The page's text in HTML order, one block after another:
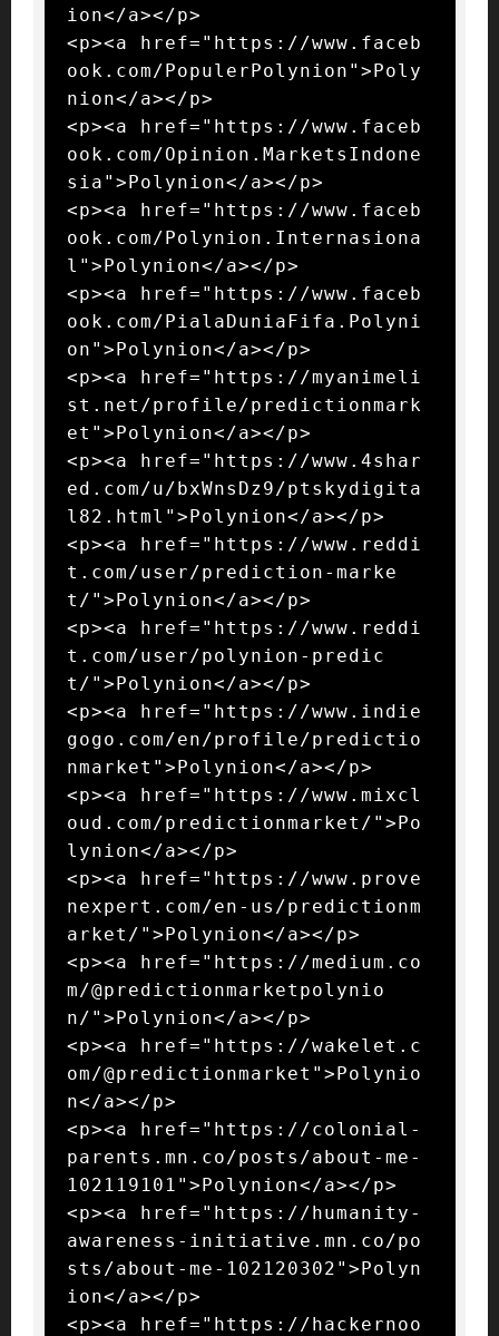
ion</a></p>
<p><a href="https://www.faceb
ook.com/PopulerPolynion">Poly
nion</a></p>
<p><a href="https://www.faceb
ook.com/Opinion.MarketsIndone
sia">Polynion</a></p>
<p><a href="https://www.faceb
ook.com/Polynion.Internasiona
l">Polynion</a></p>
<p><a href="https://www.faceb
ook.com/PialaDuniaFifa.Polyni
on">Polynion</a></p>
<p><a href="https://myanimeli
st.net/profile/predictionmark
et">Polynion</a></p>
<p><a href="https://www.4shar
ed.com/u/bxWnsDz9/ptskydigita
l82.html">Polynion</a></p>
<p><a href="https://www.reddi
t.com/user/prediction-marke
t/">Polynion</a></p>
<p><a href="https://www.reddi
t.com/user/polynion-predic
t/">Polynion</a></p>
<p><a href="https://www.indie
gogo.com/en/profile/predictio
nmarket">Polynion</a></p>
<p><a href="https://www.mixcl
oud.com/predictionmarket/">Po
lynion</a></p>
<p><a href="https://www.prove
nexpert.com/en-us/predictionm
arket/">Polynion</a></p>
<p><a href="https://medium.co
m/@predictionmarketpolynio
n/">Polynion</a></p>
<p><a href="https://wakelet.c
om/@predictionmarket">Polynio
n</a></p>
<p><a href="https://colonial-
parents.mn.co/posts/about-me-
102119101">Polynion</a></p>
<p><a href="https://humanity-
awareness-initiative.mn.co/po
sts/about-me-102120302">Polyn
ion</a></p>
<p><a href="https://hackernoo